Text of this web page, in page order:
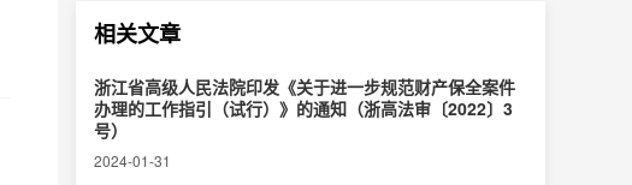
相关文章
浙江省高级人民法院印发《关于进一步规范财产保全案件
办理的工作指引（试行）》的通知（浙高法审〔2022〕3
号）
2024-01-31